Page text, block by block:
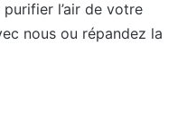
l’air de votre
nous ou répandez la